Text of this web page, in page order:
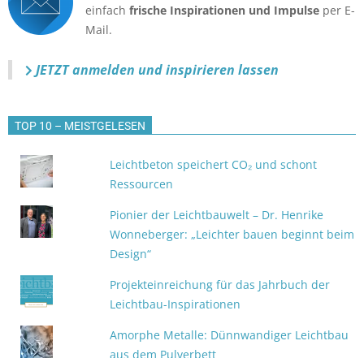
einfach frische Inspirationen und Impulse per E-
Mail.
JETZT anmelden und inspirieren lassen
TOP 10 – MEISTGELESEN
Leichtbeton speichert CO₂ und schont
Ressourcen
Pionier der Leichtbauwelt – Dr. Henrike
Wonneberger: „Leichter bauen beginnt beim
Design“
Projekteinreichung für das Jahrbuch der
Leichtbau-Inspirationen
Amorphe Metalle: Dünnwandiger Leichtbau
aus dem Pulverbett